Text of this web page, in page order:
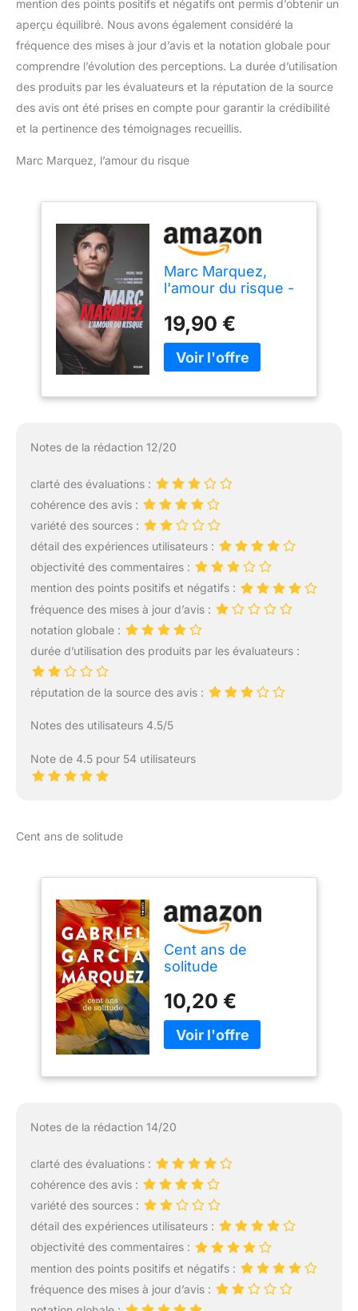
mention des points positifs et négatifs ont permis d’obtenir un
aperçu équilibré. Nous avons également considéré la
fréquence des mises à jour d’avis et la notation globale pour
comprendre l’évolution des perceptions. La durée d’utilisation
des produits par les évaluateurs et la réputation de la source
des avis ont été prises en compte pour garantir la crédibilité
et la pertinence des témoignages recueillis.
Marc Marquez, l’amour du risque
Marc Marquez,
l'amour du risque -
MotoGP
19,90 €
Notes de la rédaction 12/20
clarté des évaluations :
cohérence des avis :
variété des sources :
détail des expériences utilisateurs :
objectivité des commentaires :
mention des points positifs et négatifs :
fréquence des mises à jour d’avis :
notation globale :
durée d’utilisation des produits par les évaluateurs :
réputation de la source des avis :
Notes des utilisateurs 4.5/5
Note de 4.5 pour 54 utilisateurs
Cent ans de solitude
Cent ans de
solitude
10,20 €
Notes de la rédaction 14/20
clarté des évaluations :
cohérence des avis :
variété des sources :
détail des expériences utilisateurs :
objectivité des commentaires :
mention des points positifs et négatifs :
fréquence des mises à jour d’avis :